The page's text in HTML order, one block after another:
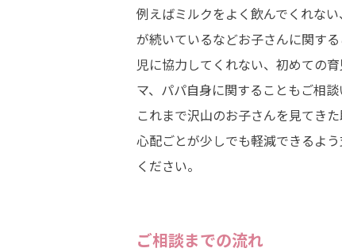
例えばミルクをよく飲んでくれな
が続いているなどお子さんに関す
児に協力してくれない、初めての
マ、パパ自身に関することもご相談
これまで沢山のお子さんを見てき
心配ごとが少しでも軽減できるよ
ください。
ご相談までの流れ